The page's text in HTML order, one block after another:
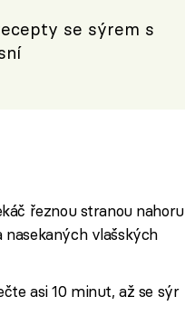
se sýrem s
řeznou stranou nahoru
vlašských
asi 10 minut, až se sýr